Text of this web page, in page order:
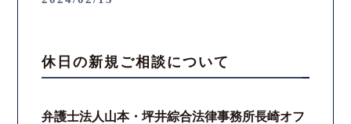
休日の新規ご相談について
弁護士法人山本・坪井綜合法律事務所長崎オフ